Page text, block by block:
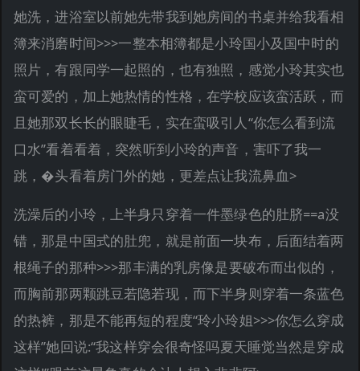
她洗，进浴室以前她先带我到她房间的书桌并给我看相
簿来消磨时间>>>一整本相簿都是小玲国小及国中时的
照片，有跟同学一起照的，也有独照，感觉小玲其实也
蛮可爱的，加上她热情的性格，在学校应该蛮活跃，而
且她那双长长的眼睫毛，实在蛮吸引人“你怎么看到流
口水”看着看着，突然听到小玲的声音，害吓了我一
跳，�头看着房门外的她，更差点让我流鼻血>
洗澡后的小玲，上半身只穿着一件墨绿色的肚脐==a没
错，那是中国式的肚兜，就是前面一块布，后面结着两
根绳子的那种>>>那丰满的乳房像是要破布而出似的，
而胸前那两颗跳豆若隐若现，而下半身则穿着一条蓝色
的热裤，那是不能再短的程度“玲小玲姐>>>你怎么穿成
这样”她回说:“我这样穿会很奇怪吗夏天睡觉当然是穿成